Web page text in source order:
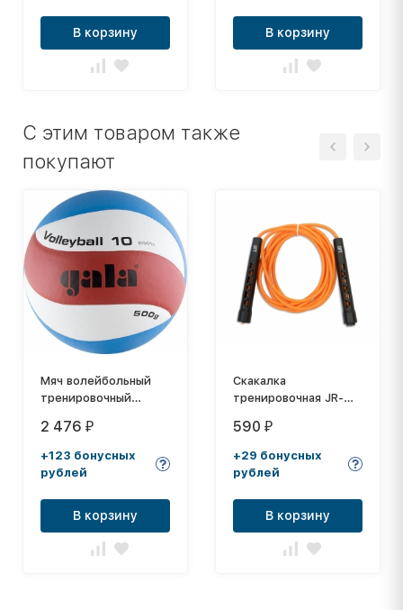
В корзину В корзину
C этим товаром также
покупают
Мяч волейбольный
тренировочный
10", размер 5
2 476 ₽
+123 бонусных
рублей
В корзину
Скакалка
тренировочная JR-
590 ₽
+29 бонусных
рублей
В корзину